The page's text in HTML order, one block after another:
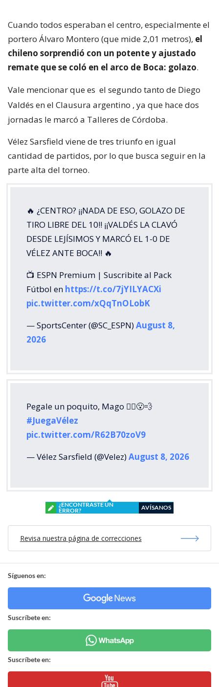
Cuando todos esperaban el centro, especialmente el
portero Álvaro Montero (que mide 2,01 metros), el
chileno sorprendió con un potente y ajustado
remate que se coló en el arco de Boca: golazo.
Vale mencionar que es el segundo tanto de Diego
Valdés en el Clausura argentino , ya que hace dos
jornadas le marcó a Talleres de Córdoba.
Vélez Sarsfield viene de tres triunfo en igual
cantidad de partidos, por lo que busca seguir en la
parte alta del torneo.
🔥 ¿CENTRO? ¡¡NADA DE ESO, GOLAZO DE
TIRO LIBRE DEL 10!! ¡¡VALDÉS LA CLAVÓ
DESDE LEJÍSIMOS Y MARCÓ EL 1-0 DE
VÉLEZ ANTE BOCA!! 🔥
📺 ESPN Premium | Suscribite al Pack
Fútbol en https://t.co/7jYILYACXi
pic.twitter.com/xQqTnOLobK
— SportsCenter (@SC_ESPN)August 8,
2026
Pegale un poquito, Mago 🧙‍♂️😮‍💨
#JuegaVélez
pic.twitter.com/R62B70zoV9
— Vélez Sarsfield (@Velez)August 8, 2026
¿ENCONTRASTE UN
ERROR?
AVÍSANOS
Revisa nuestra página de correcciones
Síguenos en:
Suscríbete en:
Suscríbete en: